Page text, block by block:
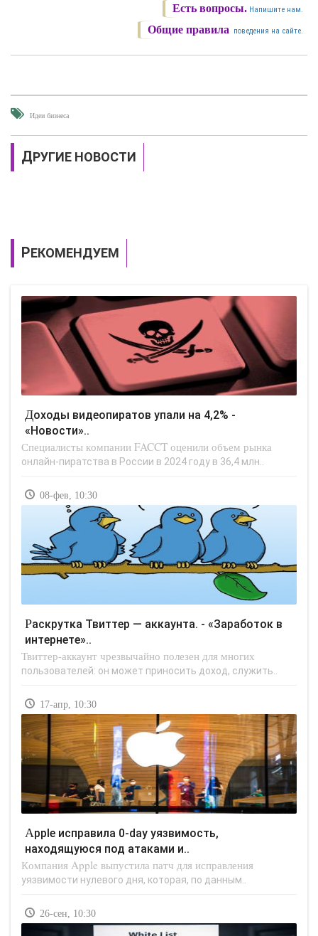
Есть вопросы. Напишите нам.
Общие правила поведения на сайте.
Идеи бизнеса
ДРУГИЕ НОВОСТИ
РЕКОМЕНДУЕМ
Доходы видеопиратов упали на 4,2% -
«Новости»..
Специалисты компании FACCT оценили объем рынка
онлайн-пиратства в России в 2024 году в 36,4 млн..
08-фев, 10:30
Раскрутка Твиттер — аккаунта. - «Заработок в
интернете»..
Твиттер-аккаунт чрезвычайно полезен для многих
пользователей: он может приносить доход, служить..
17-апр, 10:30
Apple исправила 0-day уязвимость,
находящуюся под атаками и..
Компания Apple выпустила патч для исправления
уязвимости нулевого дня, которая, по данным..
26-сен, 10:30